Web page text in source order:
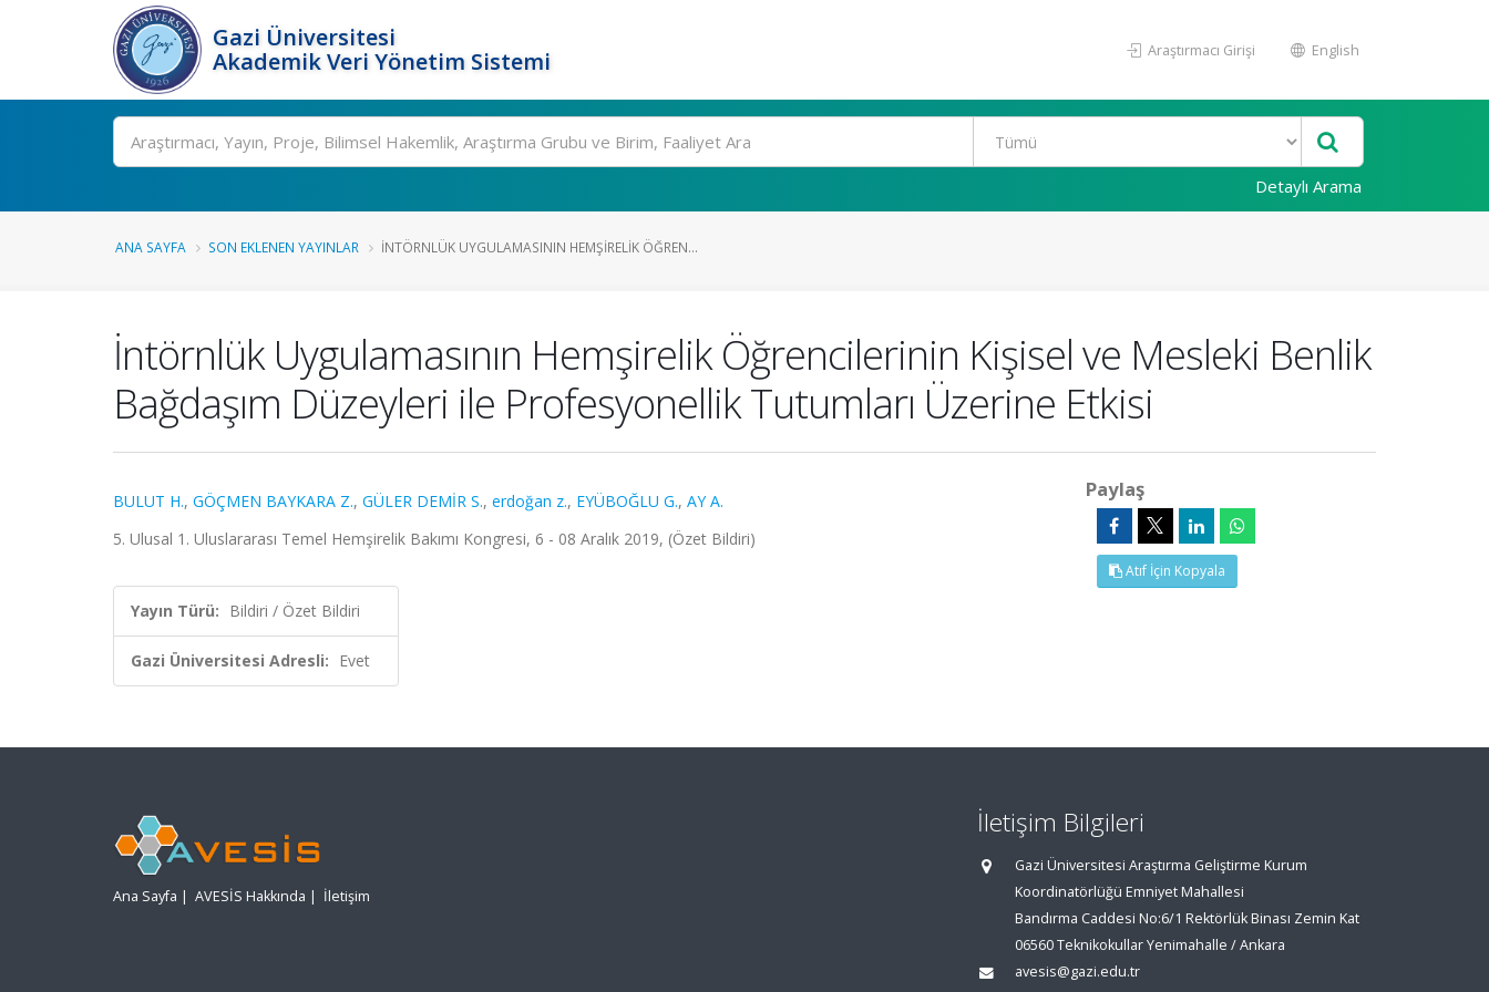
Gazi Üniversitesi
Akademik Veri Yönetim Sistemi
Araştırmacı Girişi English
Ara
Detaylı Arama
ANA SAYFA SON EKLENEN YAYINLAR İNTÖRNLÜK UYGULAMASININ HEMŞIRELIK ÖĞREN...
İntörnlük Uygulamasının Hemşirelik Öğrencilerinin Kişisel ve Mesleki Benlik
Bağdaşım Düzeyleri ile Profesyonellik Tutumları Üzerine Etkisi
BULUT H., GÖÇMEN BAYKARA Z., GÜLER DEMİR S., erdoğan z., EYÜBOĞLU G., AY A.
5. Ulusal 1. Uluslararası Temel Hemşirelik Bakımı Kongresi, 6 - 08 Aralık 2019, (Özet Bildiri)
Yayın Türü: Bildiri / Özet Bildiri
Gazi Üniversitesi Adresli: Evet
Paylaş
Atıf İçin Kopyala
Ana Sayfa | AVESİS Hakkında | İletişim
İletişim Bilgileri
Gazi Üniversitesi Araştırma Geliştirme Kurum
Koordinatörlüğü Emniyet Mahallesi
Bandırma Caddesi No:6/1 Rektörlük Binası Zemin Kat
06560 Teknikokullar Yenimahalle / Ankara
avesis@gazi.edu.tr